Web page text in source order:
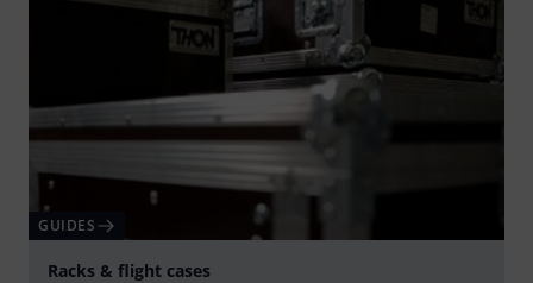
GUIDES
Racks & flight cases